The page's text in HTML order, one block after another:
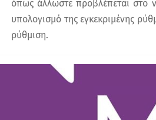
όπως άλλωστε προβλέπεται στο
υπολογισμό της εγκεκριμένης
ρύθμιση.